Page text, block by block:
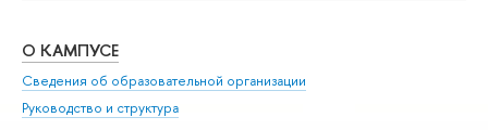
О КАМПУСЕ
Сведения об образовательной организации
Руководство и структура